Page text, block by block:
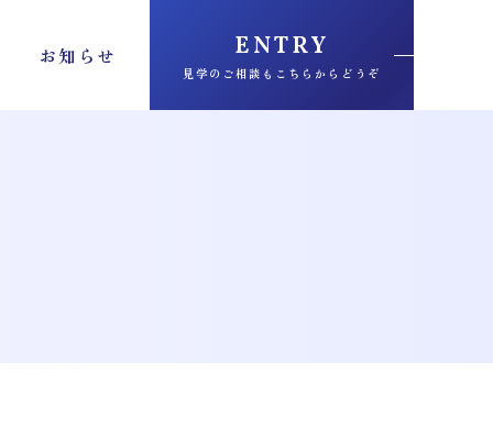
お知らせ ENTRY
見学のご相談もこちらからどうぞ